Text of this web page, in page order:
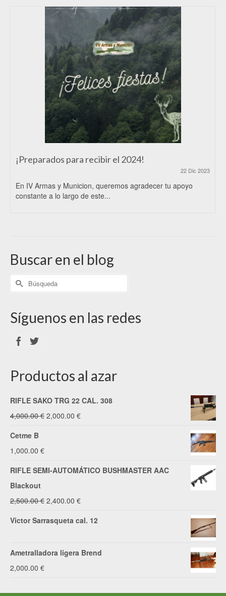
¡Preparados para recibir el 2024!
22 Dic 2023
En IV Armas y Municion, queremos agradecer tu apoyo
constante a lo largo de este...
Buscar en el blog
Síguenos en las redes
Productos al azar
RIFLE SAKO TRG 22 CAL. 308
4,000.00€ El
4,000.00 €.
2,000.00 €El
2,000.00 €.
Cetme B
1,000.00 €
RIFLE SEMI-AUTOMÁTICO BUSHMASTER AAC
Blackout
2,500.00€ El
2,400.00 €El
precio
Victor Sarrasqueta cal. 12
Ametralladora ligera Brend
2,000.00 €